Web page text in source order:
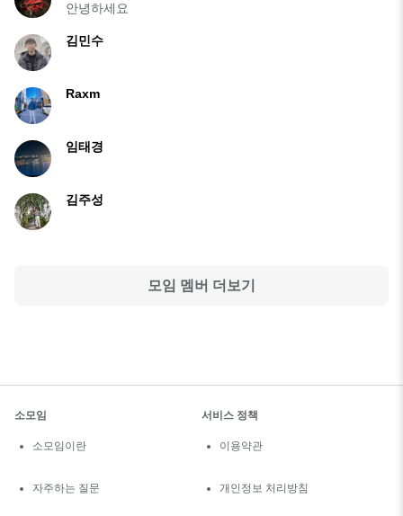
안녕하세요
김민수
Raxm
임태경
김주성
모임 멤버 더보기
소모임
소모임이란
자주하는 질문
서비스 정책
이용약관
개인정보 처리방침